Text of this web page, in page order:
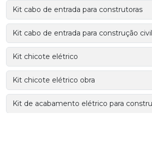
Kit cabo de entrada para construtoras
Kit cabo de entrada para construção civil
Kit chicote elétrico
Kit chicote elétrico obra
Kit de acabamento elétrico para